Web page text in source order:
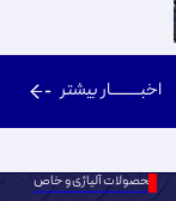
اخبــــــــار بیشتر
محصولات آلیاژی و خاص